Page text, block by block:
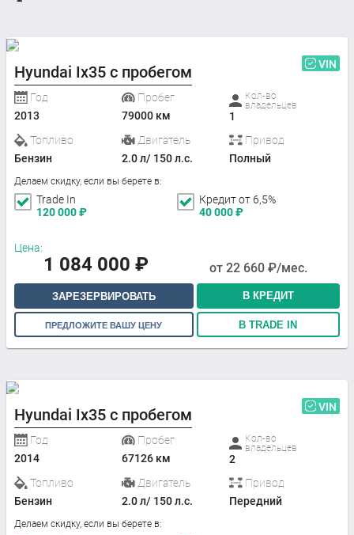
Hyundai Ix35 с пробегом VIN
Год
2013
Пробег
79000 км
Кол-во
владельцев
1
Топливо
Бензин
Двигатель
2.0 л/ 150 л.с.
Привод
Полный
Делаем скидку, если вы берете в:
Trade In
120 000₽
Кредит от 6,5%
40 000₽
Цена:
1 084 000 ₽ от 22 660 ₽/мес.
ЗАРЕЗЕРВИРОВАТЬ В КРЕДИТ
ПРЕДЛОЖИТЕ ВАШУ ЦЕНУ В TRADE IN
Hyundai Ix35 с пробегом VIN
Год
2014
Пробег
67126 км
Кол-во
владельцев
2
Топливо
Бензин
Двигатель
2.0 л/ 150 л.с.
Привод
Передний
Делаем скидку, если вы берете в: